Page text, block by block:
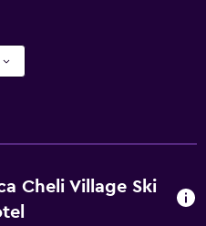
Cheli Village Ski